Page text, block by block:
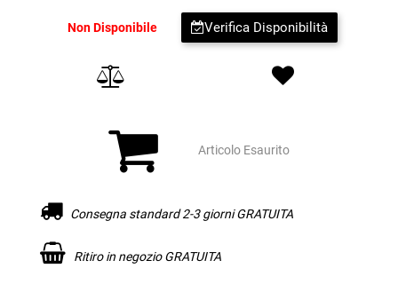
Verifica Disponibilità
Non Disponibile
Articolo Esaurito
Consegna standard 2-3 giorni GRATUITA
Ritiro in negozio GRATUITA